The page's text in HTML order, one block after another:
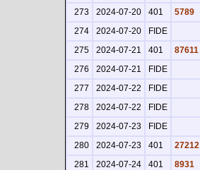
273
2024-07-20 401
5789
274
2024-07-20
FIDE
275
2024-07-21 401
87611
276
2024-07-21
FIDE
277
2024-07-22
FIDE
278
2024-07-22
FIDE
279
2024-07-23
FIDE
280
2024-07-23 401
27212
281
2024-07-24 401
8931